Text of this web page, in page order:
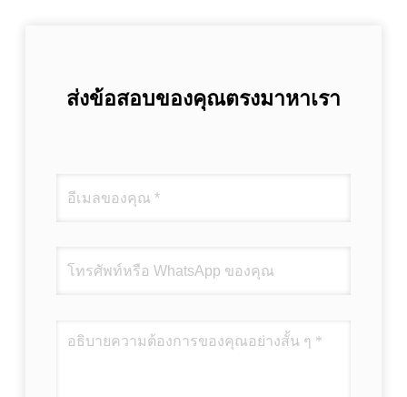
ส่งข้อสอบของคุณตรงมาหาเรา